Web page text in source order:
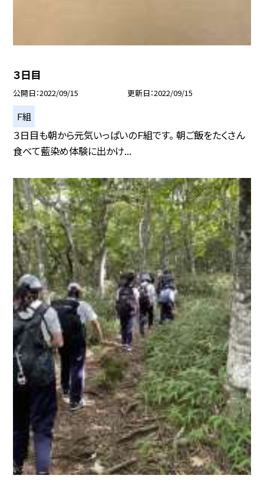
３日目
公開日 2022/09/15 更新日 2022/09/15
Ｆ組
３日目も朝から元気いっぱいのＦ組です。 朝ご飯をたくさん
食べて藍染め体験に出かけ...